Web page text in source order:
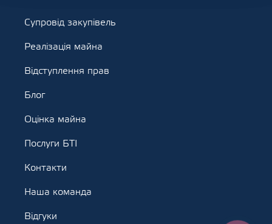
Супровід закупівель
Реалізація майна
Відступлення прав
Блог
Оцінка майна
Послуги БТІ
Контакти
Наша команда
Відгуки